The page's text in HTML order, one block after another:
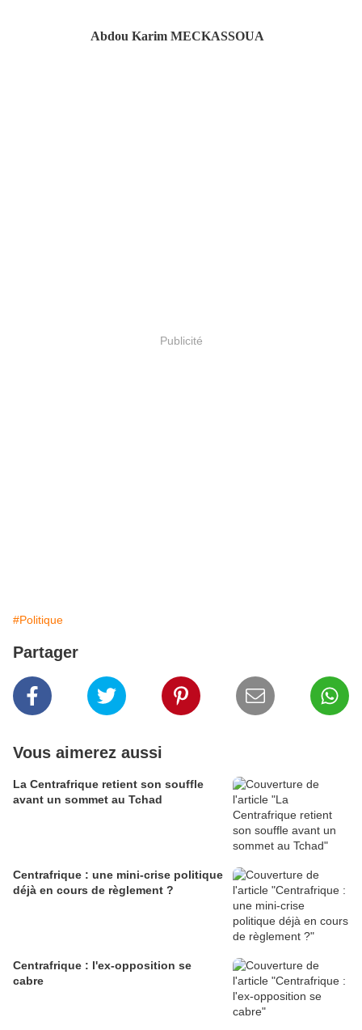
Abdou Karim MECKASSOUA
Publicité
#Politique
Partager
Vous aimerez aussi
La Centrafrique retient son souffle
avant un sommet au Tchad
Centrafrique : une mini-crise politique
déjà en cours de règlement ?
Centrafrique : l'ex-opposition se
cabre